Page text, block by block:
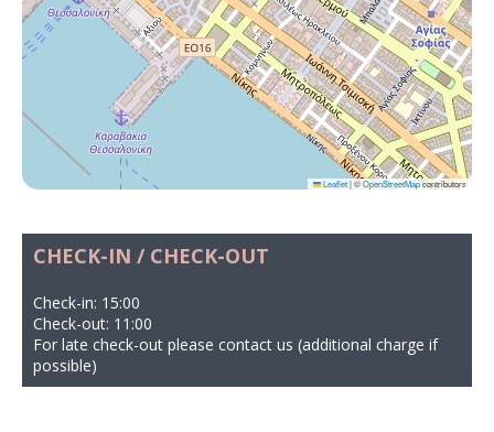
Leaflet|©OpenStreetMapcontributors
CHECK-IN / CHECK-OUT
Check-in: 15:00
Check-out: 11:00
For late check-out please contact us (additional charge if
possible)